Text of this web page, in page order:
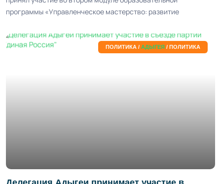
программы «Управленческое мастерство: развитие
ПОЛИТИКА / АДЫГЕЯ / ПОЛИТИКА